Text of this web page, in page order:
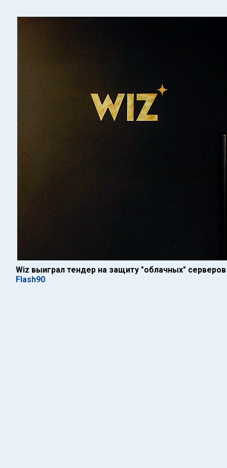
Wiz выиграл тендер на защиту "облачных"
Flash90